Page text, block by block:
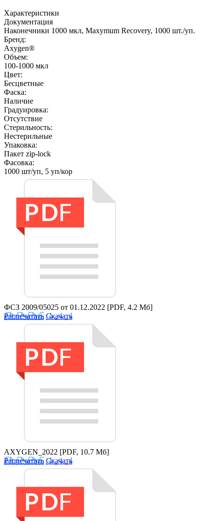
Характеристики
Документация
Наконечники 1000 мкл, Maxymum Recovery, 1000 шт./уп.
Бренд:
Axygen®
Объем:
100-1000 мкл
Цвет:
Бесцветные
Фаска:
Наличие
Градуировка:
Отсутствие
Стерильность:
Нестерильные
Упаковка:
Пакет zip-lock
Фасовка:
1000 шт/уп, 5 уп/кор
ФСЗ 2009/05025 от 01.12.2022 [PDF, 4.2 Мб]
Распечатать Скачать
AXYGEN_2022 [PDF, 10.7 Мб]
Распечатать Скачать